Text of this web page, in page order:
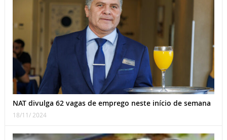
NAT divulga 62 vagas de emprego neste início de semana
18/11/ 2024